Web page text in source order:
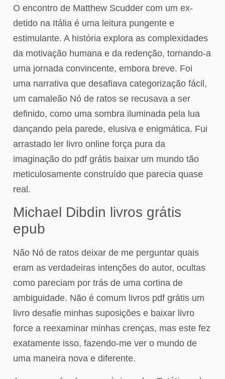
O encontro de Matthew Scudder com um ex-
detido na Itália é uma leitura pungente e
estimulante. A história explora as complexidades
da motivação humana e da redenção, tornando-a
uma jornada convincente, embora breve. Foi
uma narrativa que desafiava categorização fácil,
um camaleão Nó de ratos se recusava a ser
definido, como uma sombra iluminada pela lua
dançando pela parede, elusiva e enigmática. Fui
arrastado ler livro online força pura da
imaginação do pdf grátis baixar um mundo tão
meticulosamente construído que parecia quase
real.
Michael Dibdin livros grátis
epub
Não Nó de ratos deixar de me perguntar quais
eram as verdadeiras intenções do autor, ocultas
como pareciam por trás de uma cortina de
ambiguidade. Não é comum livros pdf grátis um
livro desafie minhas suposições e baixar livro
force a reexaminar minhas crenças, mas este fez
exatamente isso, fazendo-me ver o mundo de
uma maneira nova e diferente.